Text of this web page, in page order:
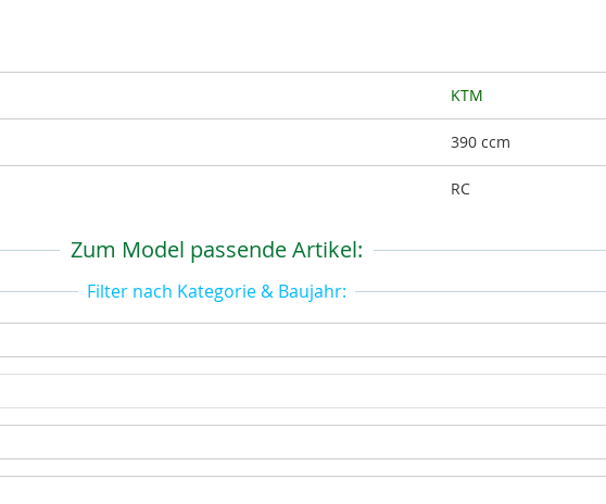
KTM
390 ccm
RC
Zum Model passende Artikel:
Filter nach Kategorie & Baujahr: